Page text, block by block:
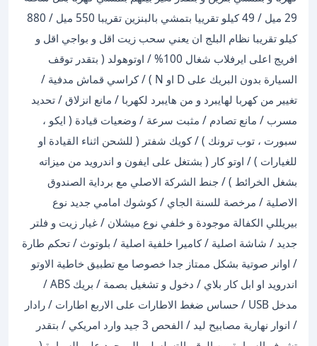
29 ميل / 49 كيلو تقرييا بتمشي بالبنزين تقريبا 550 ميل / 880
كيلو تقريبا نظام البلج ان يعني سحب زيت اقل و بواجي اقل و
افريج اعلى ايرفلاب شغال 100% / اوتوهولد ( بتقدر توقف
السيارة بدون البريك على D او N ) / كراسي قماش مدفية /
تغيير من كهربا لهايبرد و من هايبرد لكهربا / مانع انزلاق / تحديد
مسرب / مانع تصادم / مثبت سرعة / وضعيات قيادة ( ايكو ،
سبورت ، توب ترونك ) / كويك شفتر ( للشحن اثناء القيادة او
للغيارات ) / اوتو كار ( بشتغل على ايفون و اندرويد من ميزاته
بشغل الخرائط ) / جنط الشركة الاصلي مع برداية الصندوق
الاصلية / مرخصة للسنة الجاي / كوشوك امامي جديد نوع
بيريللي الكفالة موجودة و خلفي نوع ميشلان / غيار زيت و فلتر
جديد / شاشة اصلية / كاميرا خلفية اصلية / بلوتوث / تحكم طارة
/ اوانر صوتية بشكل ممتاز جدا خصوصا مع تطبيق خاطية الاوتو
اندرويد او ابل كار بلاي / دخول و تشغيل بصمة / بريك ABS /
مدخل USB / حساس ضغط الاطارات على الاربع اطارات / رادار
/ انوار نهارية مصابيح ليد / الفحص 3 جيد وارد امريكي / بتقدر